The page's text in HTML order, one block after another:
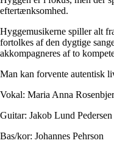
eftertænksomhed.
Hyggemusikerne spiller alt
fortolkes af den dygtige
akkompagneres af to
Man kan forvente autentisk
Vokal: Maria Anna
Guitar: Jakob Lund Pedersen
Bas/kor: Johannes Pehrson